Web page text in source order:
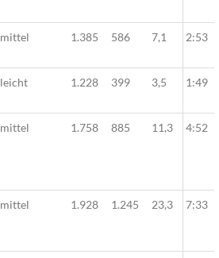
mittel 1.385 586 7,1 2:53
leicht 1.228 399 3,5 1:49
mittel 1.758 885 11,3 4:52
mittel 1.928 1.245 23,3 7:33